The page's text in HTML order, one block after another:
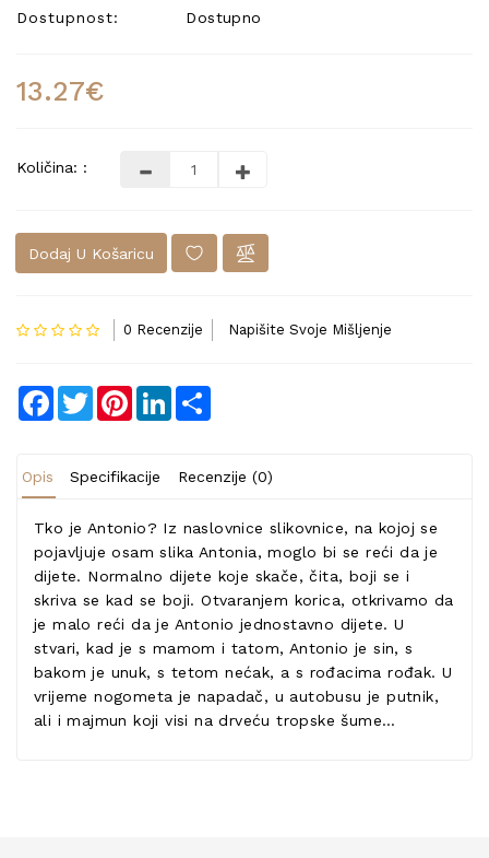
Dostupnost:
Dostupno
13.27€
Količina: :
Dodaj U Košaricu
0 Recenzije Napišite Svoje Mišljenje
Facebook
TwitterPinterestLinkedIn
Opis Specifikacije Recenzije (0)
Tko je Antonio? Iz naslovnice slikovnice, na kojoj se
pojavljuje osam slika Antonia, moglo bi se reći da je
dijete. Normalno dijete koje skače, čita, boji se i
skriva se kad se boji. Otvaranjem korica, otkrivamo da
je malo reći da je Antonio jednostavno dijete. U
stvari, kad je s mamom i tatom, Antonio je sin, s
bakom je unuk, s tetom nećak, a s rođacima rođak. U
vrijeme nogometa je napadač, u autobusu je putnik,
ali i majmun koji visi na drveću tropske šume…